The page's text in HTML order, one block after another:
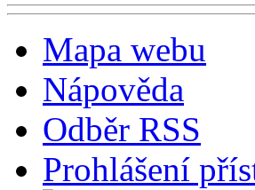
Mapa webu
Nápověda
Odběr RSS
Prohlášení